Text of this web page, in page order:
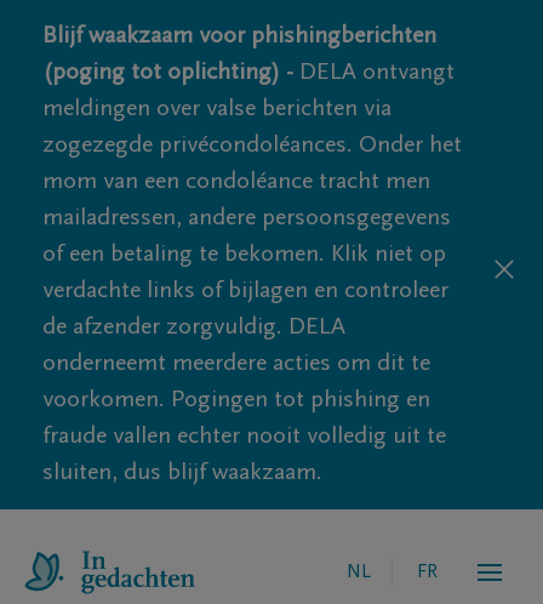
Blijf waakzaam voor phishingberichten
(poging tot oplichting) - DELA ontvangt
meldingen over valse berichten via
zogezegde privécondoléances. Onder het
mom van een condoléance tracht men
mailadressen, andere persoonsgegevens
of een betaling te bekomen. Klik niet op
verdachte links of bijlagen en controleer
de afzender zorgvuldig. DELA
onderneemt meerdere acties om dit te
voorkomen. Pogingen tot phishing en
fraude vallen echter nooit volledig uit te
sluiten, dus blijf waakzaam.
NL FR